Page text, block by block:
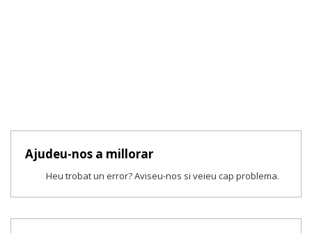
Ajudeu-nos a millorar
Heu trobat un error? Aviseu-nos si veieu cap problema.